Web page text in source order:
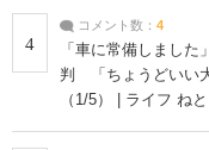
4
コメント数： 4
「車に常備しまし
判 「ちょうどいい
（1/5） | ライフ ね